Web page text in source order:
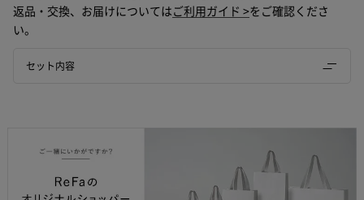
返品・交換、お届けについては ご利用ガイド >をご確認くださ
い。
セット内容